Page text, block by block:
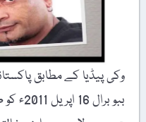
وکی پیڈیا کے مطابق